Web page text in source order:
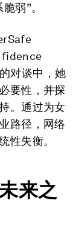
弱”。
对谈中，她
要性，并探
。通过为女
路径，网络
性失衡。
来之